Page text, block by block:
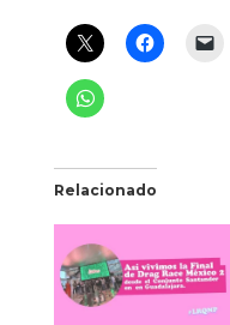
Relacionado